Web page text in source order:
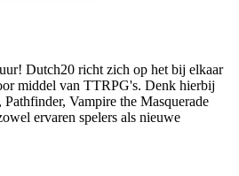
Dutch20 richt zich op het bij elkaar
middel van TTRPG's. Denk hierbij
Vampire the Masquerade
ervaren spelers als nieuwe